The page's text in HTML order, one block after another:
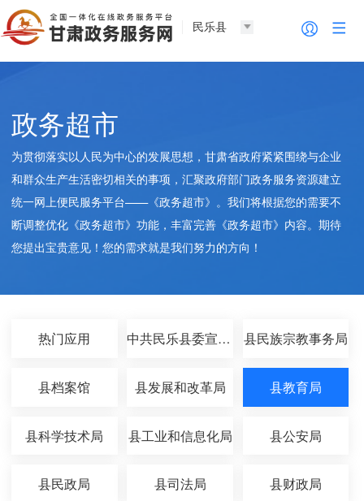
民乐县
政务超市
为贯彻落实以人民为中心的发展思想，甘肃省政府紧紧围绕与企业
和群众生产生活密切相关的事项，汇聚政府部门政务服务资源建立
统一网上便民服务平台——《政务超市》。我们将根据您的需要不
断调整优化《政务超市》功能，丰富完善《政务超市》内容。期待
您提出宝贵意见！您的需求就是我们努力的方向！
热门应用 中共民乐县委宣传部 县民族宗教事务局
县档案馆 县发展和改革局 县教育局
县科学技术局 县工业和信息化局 县公安局
县民政局 县司法局 县财政局